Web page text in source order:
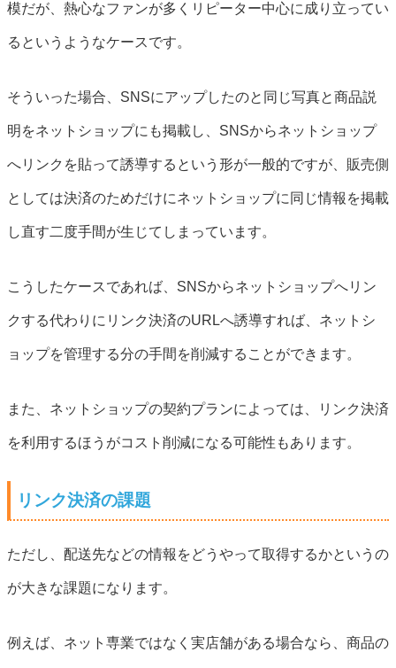
模だが、熱心なファンが多くリピーター中心に成り立ってい
るというようなケースです。
そういった場合、SNSにアップしたのと同じ写真と商品説
明をネットショップにも掲載し、SNSからネットショップ
へリンクを貼って誘導するという形が一般的ですが、販売側
としては決済のためだけにネットショップに同じ情報を掲載
し直す二度手間が生じてしまっています。
こうしたケースであれば、SNSからネットショップへリン
クする代わりにリンク決済のURLへ誘導すれば、ネットシ
ョップを管理する分の手間を削減することができます。
また、ネットショップの契約プランによっては、リンク決済
を利用するほうがコスト削減になる可能性もあります。
リンク決済の課題
ただし、配送先などの情報をどうやって取得するかというの
が大きな課題になります。
例えば、ネット専業ではなく実店舗がある場合なら、商品の